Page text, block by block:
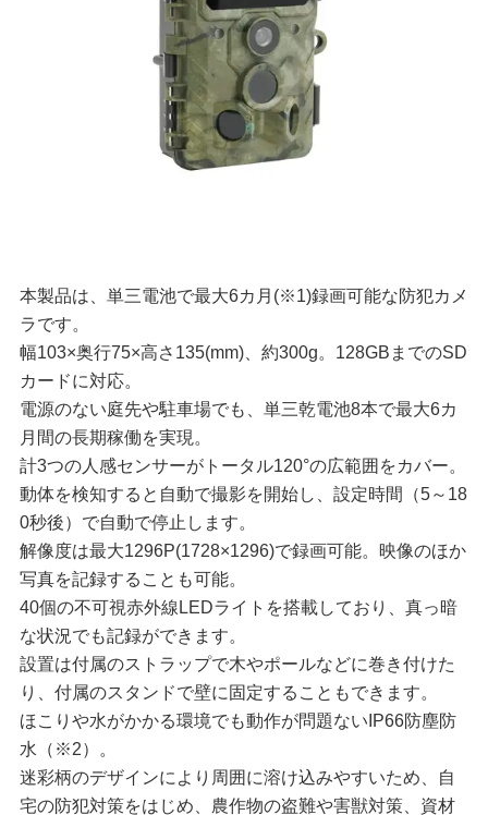
本製品は、単三電池で最大6カ月(※1)録画可能な防犯カメ
ラです。
幅103×奥行75×高さ135(mm)、約300g。128GBまでのSD
カードに対応。
電源のない庭先や駐車場でも、単三乾電池8本で最大6カ
月間の長期稼働を実現。
計3つの人感センサーがトータル120°の広範囲をカバー。
動体を検知すると自動で撮影を開始し、設定時間（5～18
0秒後）で自動で停止します。
解像度は最大1296P(1728×1296)で録画可能。映像のほか
写真を記録することも可能。
40個の不可視赤外線LEDライトを搭載しており、真っ暗
な状況でも記録ができます。
設置は付属のストラップで木やポールなどに巻き付けた
り、付属のスタンドで壁に固定することもできます。
ほこりや水がかかる環境でも動作が問題ないIP66防塵防
水（※2）。
迷彩柄のデザインにより周囲に溶け込みやすいため、自
宅の防犯対策をはじめ、農作物の盗難や害獣対策、資材